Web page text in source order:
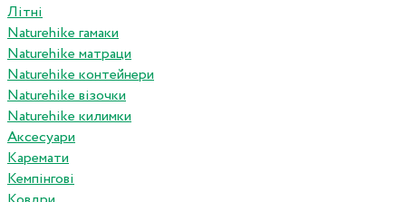
Літні
Naturehike гамаки
Naturehike матраци
Naturehike контейнери
Naturehike візочки
Naturehike килимки
Аксесуари
Каремати
Кемпінгові